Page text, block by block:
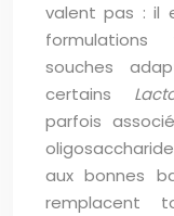
valent pas : il
souches
certains
parfois
aux bonnes
remplacent